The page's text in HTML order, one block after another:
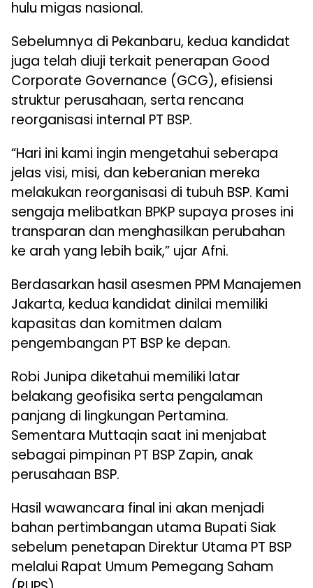
hulu migas nasional.
Sebelumnya di Pekanbaru, kedua kandidat
juga telah diuji terkait penerapan Good
Corporate Governance (GCG), efisiensi
struktur perusahaan, serta rencana
reorganisasi internal PT BSP.
“Hari ini kami ingin mengetahui seberapa
jelas visi, misi, dan keberanian mereka
melakukan reorganisasi di tubuh BSP. Kami
sengaja melibatkan BPKP supaya proses ini
transparan dan menghasilkan perubahan
ke arah yang lebih baik,” ujar Afni.
Berdasarkan hasil asesmen PPM Manajemen
Jakarta, kedua kandidat dinilai memiliki
kapasitas dan komitmen dalam
pengembangan PT BSP ke depan.
Robi Junipa diketahui memiliki latar
belakang geofisika serta pengalaman
panjang di lingkungan Pertamina.
Sementara Muttaqin saat ini menjabat
sebagai pimpinan PT BSP Zapin, anak
perusahaan BSP.
Hasil wawancara final ini akan menjadi
bahan pertimbangan utama Bupati Siak
sebelum penetapan Direktur Utama PT BSP
melalui Rapat Umum Pemegang Saham